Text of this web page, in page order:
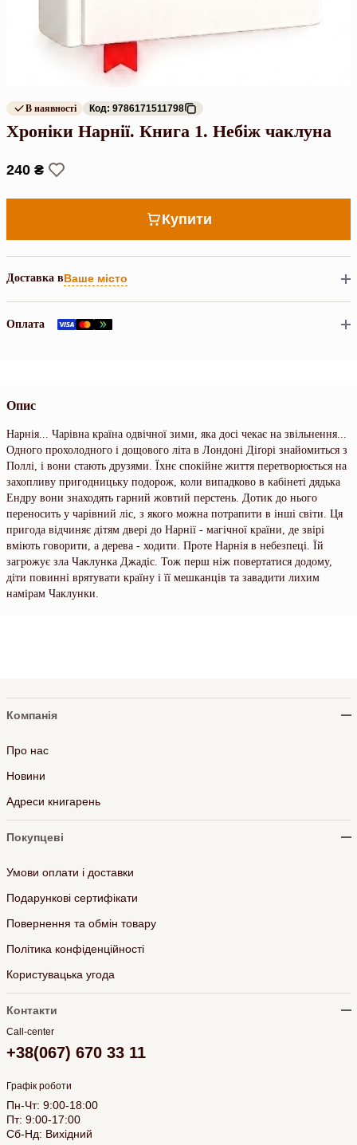
В наявності Код: 9786171511798
Хроніки Нарнії. Книга 1. Небіж чаклуна
240 ₴
Купити
Доставка вВаше місто
Оплата
Опис
Нарнія... Чарівна країна одвічної зими, яка досі чекає на звільнення...
Одного прохолодного і дощового літа в Лондоні Діґорі знайомиться з
Поллі, і вони стають друзями. Їхнє спокійне життя перетворюється на
захопливу пригодницьку подорож, коли випадково в кабінеті дядька
Ендру вони знаходять гарний жовтий перстень. Дотик до нього
переносить у чарівний ліс, з якого можна потрапити в інші світи. Ця
пригода відчиняє дітям двері до Нарнії - магічної країни, де звірі
вміють говорити, а дерева - ходити. Проте Нарнія в небезпеці. Їй
загрожує зла Чаклунка Джадіс. Тож перш ніж повертатися додому,
діти повинні врятувати країну і її мешканців та завадити лихим
намірам Чаклунки.
Компанія
Про нас
Новини
Адреси книгарень
Покупцеві
Умови оплати і доставки
Подарункові сертифікати
Повернення та обмін товару
Політика конфіденційності
Користувацька угода
Контакти
Call-center
+38(067) 670 33 11
Графік роботи
Пн-Чт: 9:00-18:00
Пт: 9:00-17:00
Сб-Нд: Вихідний